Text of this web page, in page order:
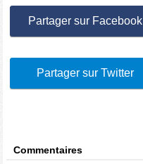
Partager sur Facebook
Partager sur Twitter
Commentaires